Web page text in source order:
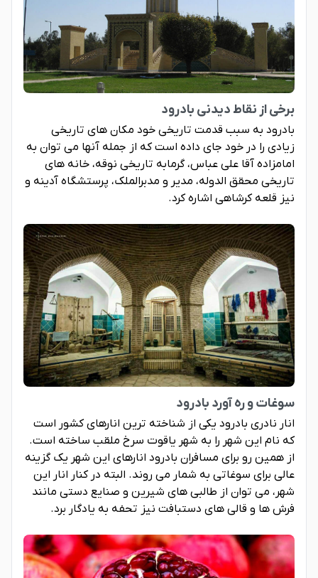
برخی از نقاط دیدنی بادرود
بادرود به سبب قدمت تاریخی خود مکان های تاریخی
زیادی را در خود جای داده است که از جمله آنها می توان به
امامزاده آقا علی عباس، گرمابه تاریخی نوقه، خانه های
تاریخی محقق الدوله، مدیر و مدبرالملک، پرستشگاه آدینه و
نیز قلعه کرشاهی اشاره کرد.
سوغات و ره آورد بادرود
انار نادری بادرود یکی از شناخته ترین انارهای کشور است
که نام این شهر را به شهر یاقوت سرخ ملقب ساخته است.
از همین رو برای مسافران بادرود انارهای این شهر یک گزینه
عالی برای سوغاتی به شمار می روند. البته در کنار انار این
شهر، می توان از طالبی های شیرین و صنایع دستی مانند
فرش ها و قالی های دستبافت نیز تحفه به یادگار برد.